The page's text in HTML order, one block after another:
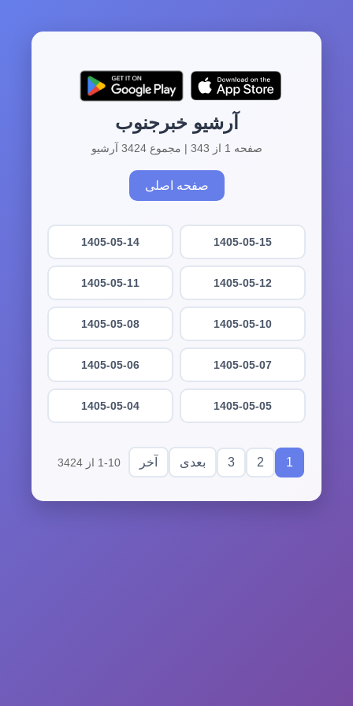
آرشیو خبرجنوب
صفحه 1 از 343 | مجموع 3424 آرشیو
صفحه اصلی
1405-05-15
1405-05-14
1405-05-12
1405-05-11
1405-05-10
1405-05-08
1405-05-07
1405-05-06
1405-05-05
1405-05-04
1
2
3 بعدی آخر 1-10 از 3424